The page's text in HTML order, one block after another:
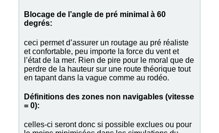
Blocage de l’angle de pré minimal à 60
degrés:
ceci permet d’assurer un routage au pré réaliste
et confortable, peu importe la force du vent et
l’état de la mer. Rien de pire pour le moral que de
perdre de la hauteur sur une route théorique tout
en tapant dans la vague comme au rodéo.
Définitions des zones non navigables (vitesse
= 0):
celles-ci seront donc si possible exclues ou pour